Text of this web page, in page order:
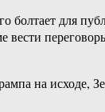
болтает для
вести
на исходе,